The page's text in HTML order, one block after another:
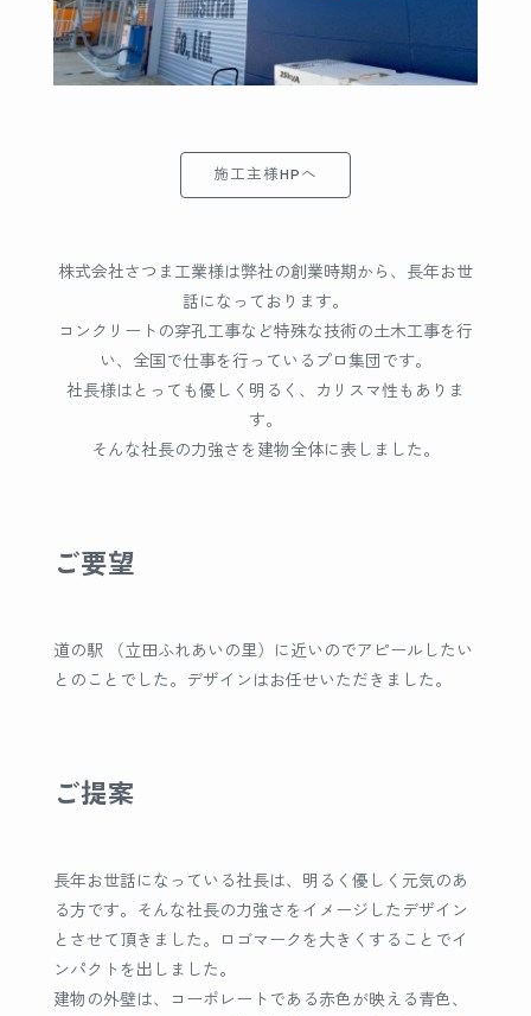
施工主様HPへ
株式会社さつま工業様は弊社の創業時期から、長年お世
話になっております。
コンクリートの穿孔工事など特殊な技術の土木工事を行
い、全国で仕事を行っているプロ集団です。
社長様はとっても優しく明るく、カリスマ性もありま
す。
そんな社長の力強さを建物全体に表しました。
ご要望
道の駅 （立田ふれあいの里）に近いのでアピールしたい
とのことでした。デザインはお任せいただきました。
ご提案
長年お世話になっている社長は、明るく優しく元気のあ
る方です。
そんな社長の力強さをイメージしたデザイン
とさせて頂きました。
ロゴマークを大きくすることでイ
ンパクトを出しました。
建物の外壁は、コーポレートである赤色が映える青色、